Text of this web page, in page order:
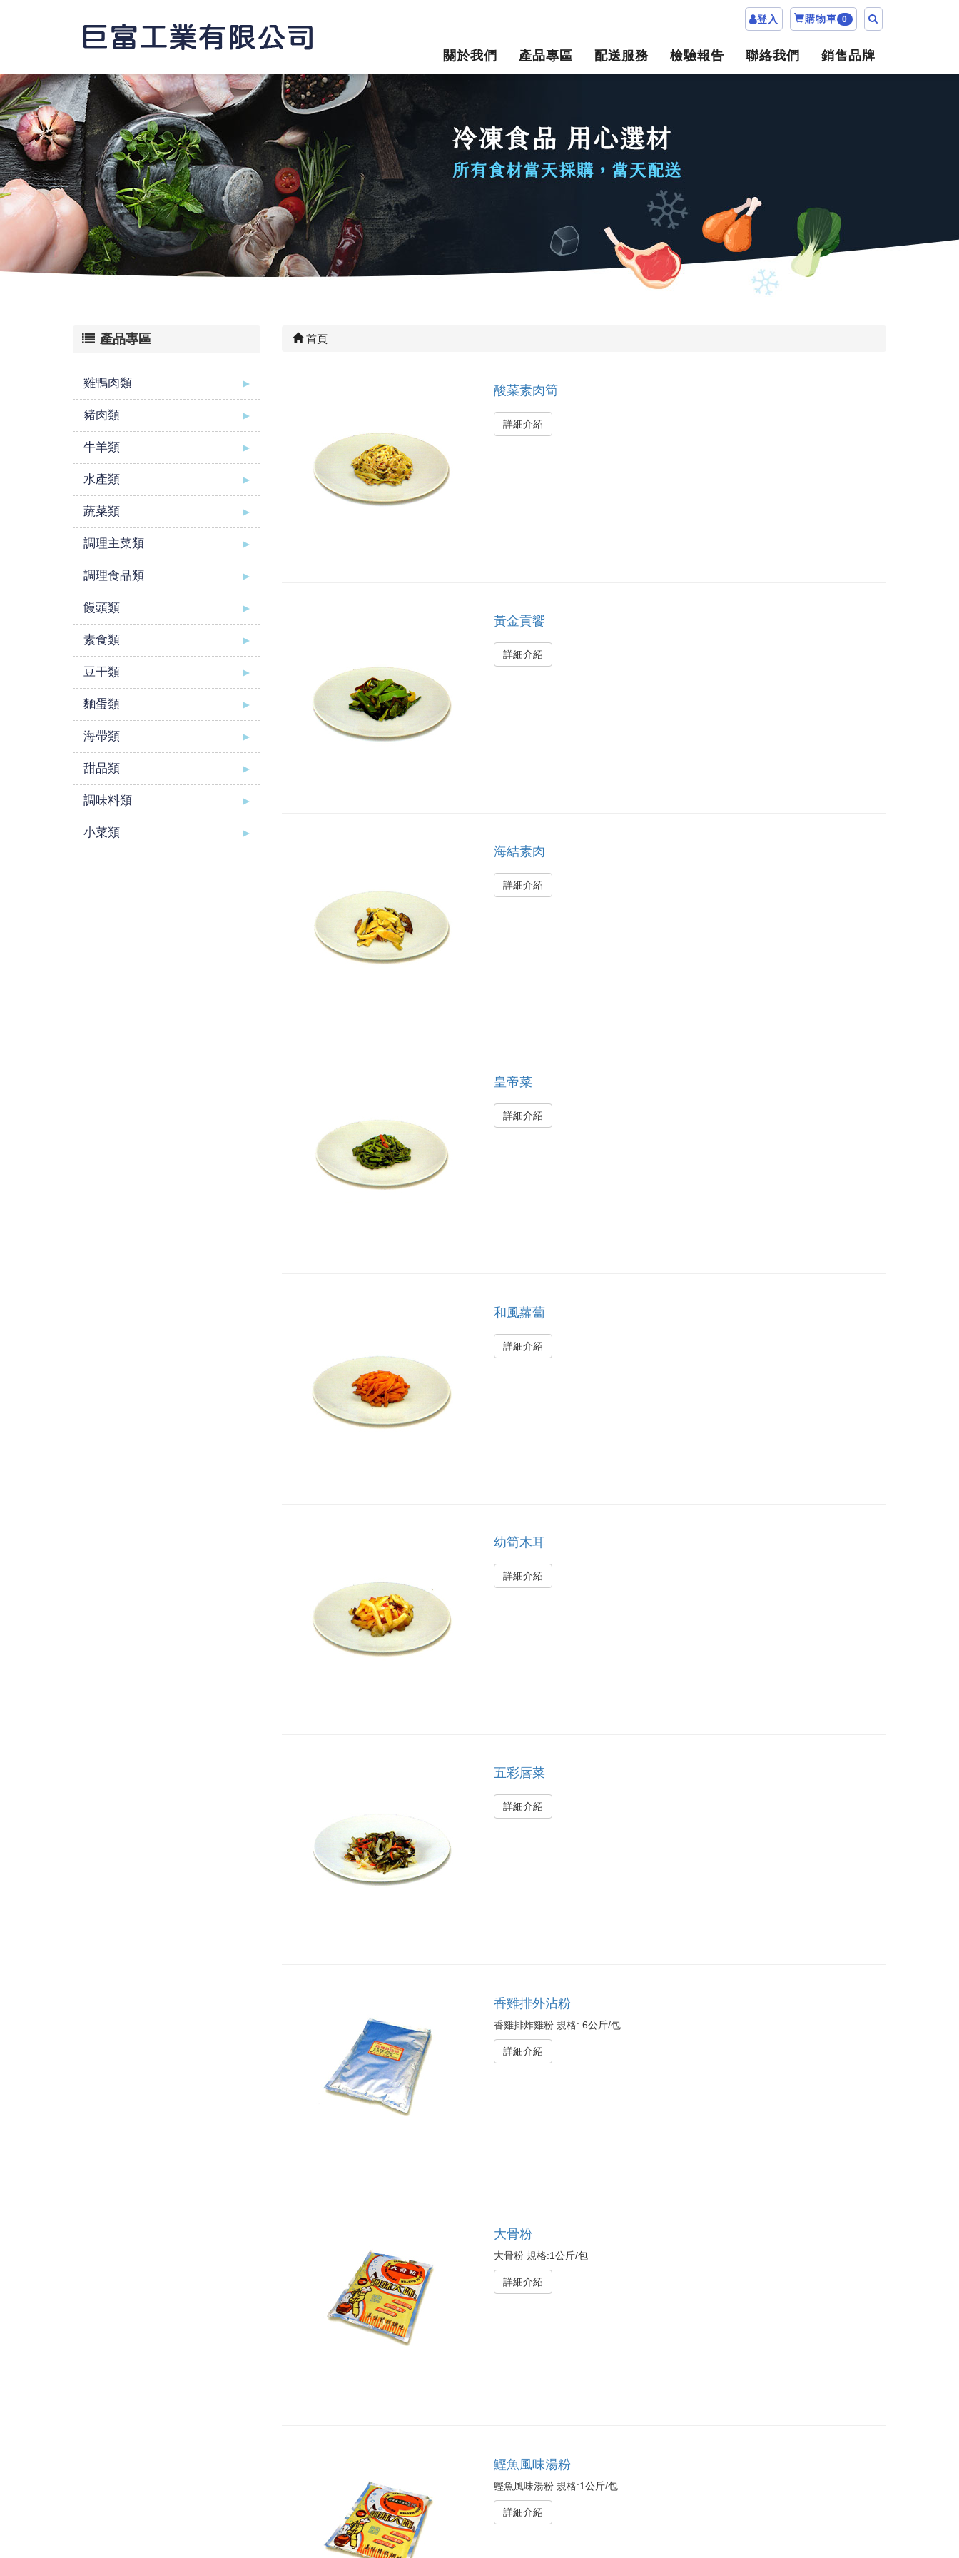
登入 購物車 0
關於我們 產品專區 配送服務 檢驗報告 聯絡我們 銷售品牌
產品專區
雞鴨肉類
豬肉類
牛羊類
水產類
蔬菜類
調理主菜類
調理食品類
饅頭類
素食類
豆干類
麵蛋類
海帶類
甜品類
調味料類
小菜類
首頁
酸菜素肉筍
詳細介紹
黃金貢饗
詳細介紹
海結素肉
詳細介紹
皇帝菜
詳細介紹
和風蘿蔔
詳細介紹
幼筍木耳
詳細介紹
五彩唇菜
詳細介紹
香雞排外沾粉
香雞排炸雞粉 規格: 6公斤/包
詳細介紹
大骨粉
大骨粉 規格:1公斤/包
詳細介紹
鰹魚風味湯粉
鰹魚風味湯粉 規格:1公斤/包
詳細介紹